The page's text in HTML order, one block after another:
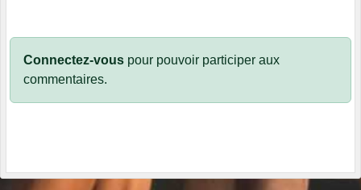
Connectez-vous pour pouvoir participer aux
commentaires.